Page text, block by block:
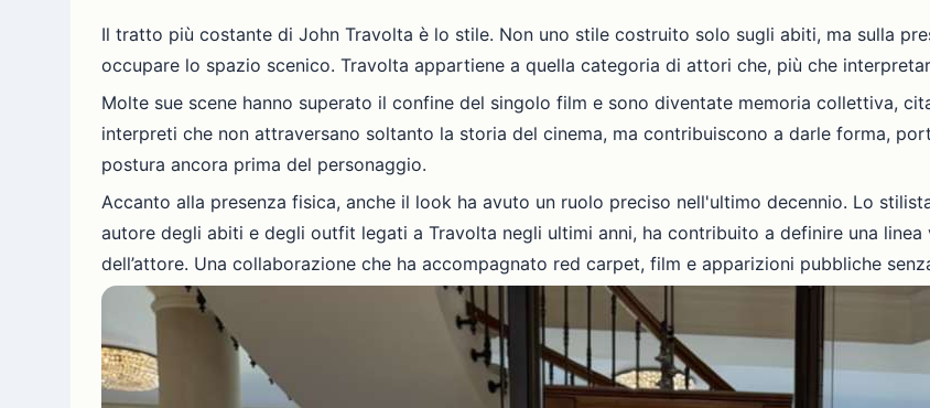
Il tratto più costante di John Travolta è lo stile. Non uno stile costruito solo sugli abiti, ma sulla
occupare lo spazio scenico. Travolta appartiene a quella categoria di attori che, più che
Molte sue scene hanno superato il confine del singolo film e sono diventate memoria collettiva,
interpreti che non attraversano soltanto la storia del cinema, ma contribuiscono a darle forma,
postura ancora prima del personaggio.
Accanto alla presenza fisica, anche il look ha avuto un ruolo preciso nell'ultimo decennio. Lo
autore degli abiti e degli outfit legati a Travolta negli ultimi anni, ha contribuito a definire una linea
dell’attore. Una collaborazione che ha accompagnato red carpet, film e apparizioni pubbliche